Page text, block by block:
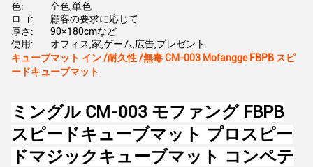
色:
全色,単色
ロゴ:
顧客の要求に応じて
厚さ:
90×180cmなど
使用:
オフィス,家,ゲーム,広告,プレゼント
キューブマット イン /耐久性 /無毒 CM-003 Mofangge FBPB スピ
ードキューブマット
ミングル CM-003 モファング FBPB
スピードキューブマット プロスピー
ドマジックキューブマット コンペテ